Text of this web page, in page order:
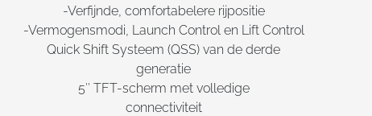
-Verfijnde, comfortabelere rijpositie
-Vermogensmodi, Launch Control en Lift Control
Quick Shift Systeem (QSS) van de derde
generatie
5″ TFT-scherm met volledige
connectiviteit